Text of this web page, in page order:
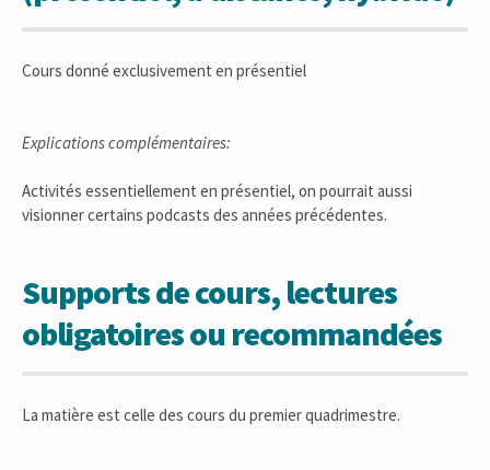
Cours donné exclusivement en présentiel
Explications complémentaires:
Activités essentiellement en présentiel, on pourrait aussi
visionner certains podcasts des années précédentes.
Supports de cours, lectures
obligatoires ou recommandées
La matière est celle des cours du premier quadrimestre.